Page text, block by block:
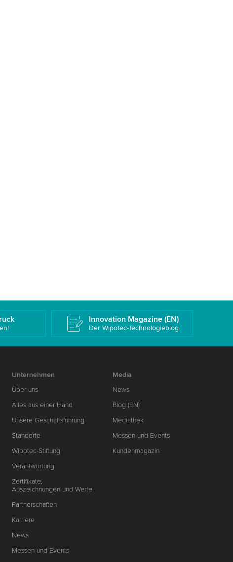
Innovation Magazine (EN)
Der Wipotec-Technologieblog
Unternehmen
Über uns
Alles aus einer Hand
Unsere Geschäftsführung
Standorte
Wipotec-Stiftung
Verantwortung
Zertifikate,
Auszeichnungen und Werte
Partnerschaften
Karriere
News
Messen und Events
Media
News
Blog (EN)
Mediathek
Messen und Events
Kundenmagazin